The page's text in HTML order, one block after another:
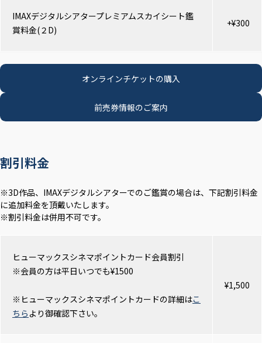
IMAXデジタルシアタープレミアムスカイシート鑑
賞料金(２D)
+¥300
オンラインチケットの購入
前売券情報のご案内
割引料金
※3D作品、IMAXデジタルシアターでのご鑑賞の場合は、下記割引料金
に追加料金を頂戴いたします。
※割引料金は併用不可です。
ヒューマックスシネマポイントカード会員割引
※会員の方は平日いつでも¥1500
※ヒューマックスシネマポイントカードの詳細はこ
ちら より御確認下さい。
¥1,500